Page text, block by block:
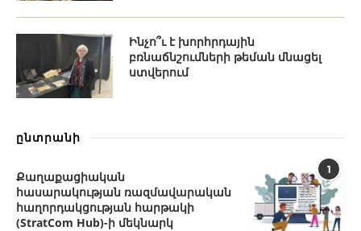
Ինչո՞ւ է խորհրդային
բռնաճնշումների թեման մնացել
ստվերում
ընտրանի
1
Քաղաքացիական
հասարակության ռազմավարական
հաղորդակցության հարթակի
(StratCom Hub)-ի մեկնարկ